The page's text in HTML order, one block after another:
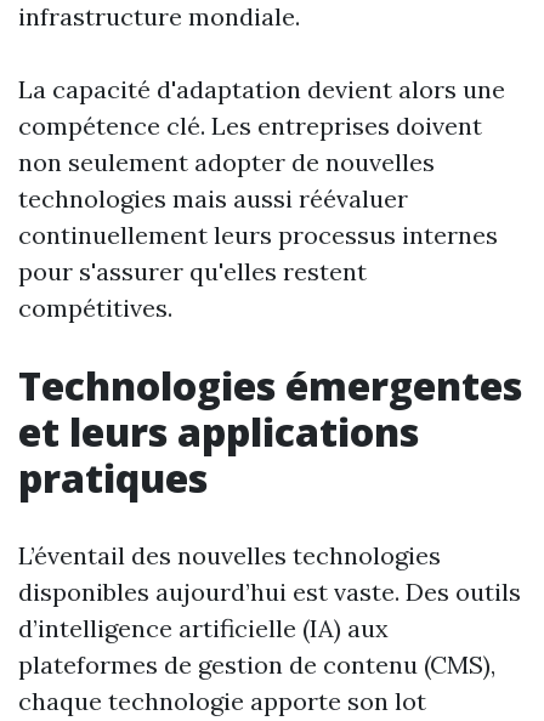
infrastructure mondiale.
La capacité d'adaptation devient alors une
compétence clé. Les entreprises doivent
non seulement adopter de nouvelles
technologies mais aussi réévaluer
continuellement leurs processus internes
pour s'assurer qu'elles restent
compétitives.
Technologies émergentes
et leurs applications
pratiques
L’éventail des nouvelles technologies
disponibles aujourd’hui est vaste. Des outils
d’intelligence artificielle (IA) aux
plateformes de gestion de contenu (CMS),
chaque technologie apporte son lot